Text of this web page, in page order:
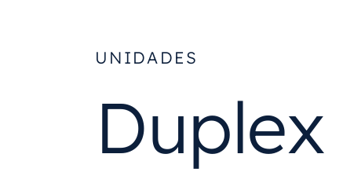
UNIDADES
Duplex